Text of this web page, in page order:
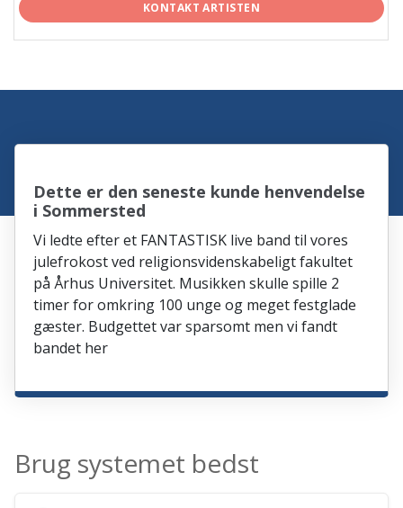
KONTAKT ARTISTEN
Dette er den seneste kunde henvendelse
i Sommersted
Vi ledte efter et FANTASTISK live band til vores
julefrokost ved religionsvidenskabeligt fakultet
på Århus Universitet. Musikken skulle spille 2
timer for omkring 100 unge og meget festglade
gæster. Budgettet var sparsomt men vi fandt
bandet her
Brug systemet bedst